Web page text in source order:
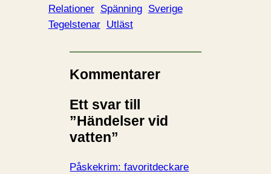
Relationer Spänning Sverige
Tegelstenar Utläst
Kommentarer
Ett svar till
”Händelser vid
vatten”
Påskekrim: favoritdeckare